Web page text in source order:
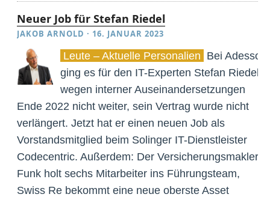
Neuer Job für Stefan Riedel
JAKOB ARNOLD · 16. JANUAR 2023
Leute – Aktuelle Personalien Bei Adesso
ging es für den IT-Experten Stefan Riedel
wegen interner Auseinandersetzungen
Ende 2022 nicht weiter, sein Vertrag wurde nicht
verlängert. Jetzt hat er einen neuen Job als
Vorstandsmitglied beim Solinger IT-Dienstleister
Codecentric. Außerdem: Der Versicherungsmakler
Funk holt sechs Mitarbeiter ins Führungsteam,
Swiss Re bekommt eine neue oberste Asset